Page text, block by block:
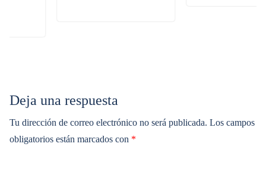
Deja una respuesta
Tu dirección de correo electrónico no será publicada. Los campos
obligatorios están marcados con *